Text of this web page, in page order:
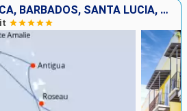
Ricerca
PORTORICO, DOMINICA, BARBADOS, SANTA LUCIA, ANTIGUA E BARBUDA, STATI UNITI